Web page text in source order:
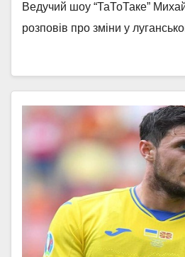
Ведучий шоу “ТаТоТаке”
розповів про зміни у